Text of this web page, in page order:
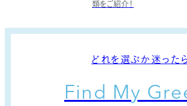
類をご紹介！
どれを選ぶか迷った
Find My